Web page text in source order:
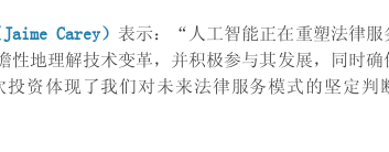
Jaime Carey） 表示：“人工智能正在重塑法律服
性地理解技术变革，并积极参与其发展，同时确
资体现了我们对未来法律服务模式的坚定判